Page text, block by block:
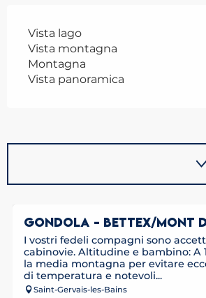
Vista lago
Vista montagna
Montagna
Vista panoramica
GONDOLA - BETTEX/MONT
I vostri fedeli compagni sono
cabinovie. Altitudine e bambino: A
la media montagna per evitare
di temperatura e notevoli...
Saint-Gervais-les-Bains